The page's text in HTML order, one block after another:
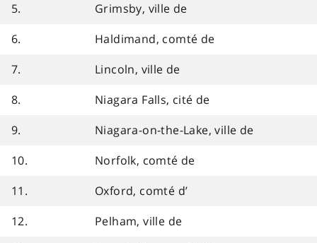
5.
Grimsby, ville de
6.
Haldimand, comté de
7.
Lincoln, ville de
8.
Niagara Falls, cité de
9.
Niagara-on-the-Lake, ville de
10.
Norfolk, comté de
11.
Oxford, comté d’
12.
Pelham, ville de